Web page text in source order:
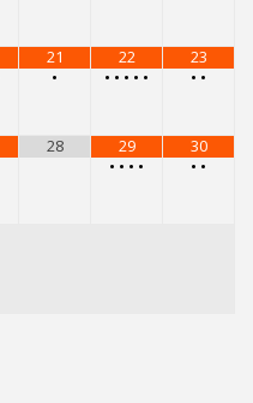
21
•
22
• • • • •
23
• •
28
29
• • • •
30
• •